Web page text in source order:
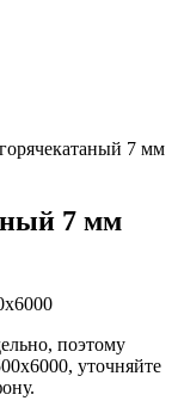
7 мм
7 мм
поэтому
уточняйте